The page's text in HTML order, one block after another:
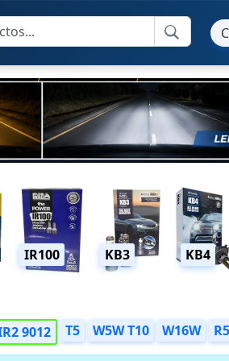
IR100 KB3 KB4
9012 T5 W5W T10 W16W